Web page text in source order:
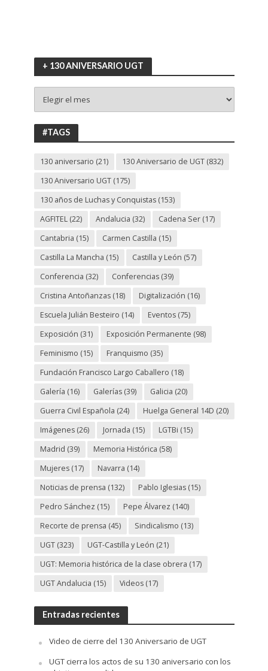
+ 130 ANIVERSARIO UGT
130
ANIVERSARIO
UGT
#TAGS
130 aniversario (21) 130 Aniversario de UGT(832)
130 Aniversario UGT(175)
130 años de Luchas y Conquistas(153)
AGFITEL(22) Andalucia (32) Cadena Ser(17)
Cantabria (15) Carmen Castilla (15)
Castilla La Mancha (15) Castilla y León (57)
Conferencia (32) Conferencias(39)
Cristina Antoñanzas(18) Digitalización (16)
Escuela Julián Besteiro (14) Eventos(75)
Exposición (31) Exposición Permanente (98)
Feminismo (15) Franquismo (35)
Fundación Francisco Largo Caballero (18)
Galería (16) Galerías(39) Galicia (20)
Guerra Civil Española (24) Huelga General 14D (20)
Imágenes(26) Jornada (15) LGTBi (15)
Madrid (39) Memoria Histórica (58)
Mujeres(17) Navarra (14)
Noticias de prensa (132) Pablo Iglesias(15)
Pedro Sánchez (15) Pepe Álvarez (140)
Recorte de prensa (45) Sindicalismo (13)
UGT(323) UGT-Castilla y León (21)
UGT: Memoria histórica de la clase obrera (17)
UGT Andalucia (15) Videos(17)
Entradas recientes
Video de cierre del 130 Aniversario de UGT
UGT cierra los actos de su 130 aniversario con los